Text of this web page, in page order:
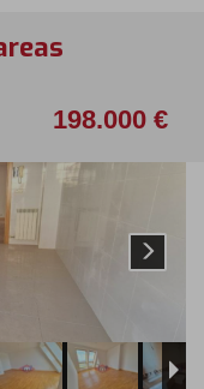
198.000 €